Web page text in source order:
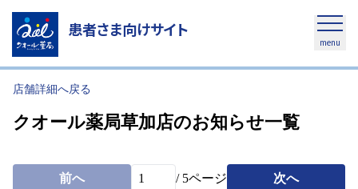
患者さま向けサイト
menu
店舗詳細へ戻る
クオール薬局草加店のお知らせ一覧
前へ / 5ページ 次へ